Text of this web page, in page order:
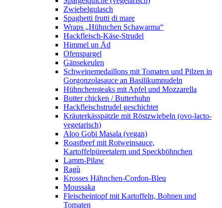
Zwiebelgulasch
Spaghetti frutti di mare
Wraps „Hühnchen Schawarma“
Hackfleisch-Käse-Strudel
Himmel un Äd
Ofenspargel
Gänsekeulen
Schweinemedaillons mit Tomaten und Pilzen in
Gorgonzolasauce an Basilikumnudeln
Hühnchensteaks mit Apfel und Mozzarella
Butter chicken / Butterhuhn
Hackfleischstrudel geschichtet
Kräuterkässpätzle mit Röstzwiebeln (ovo-lacto-
vegetarisch)
Aloo Gobi Masala (vegan)
Roastbeef mit Rotweinsauce,
Kartoffelpüreetalern und Speckböhnchen
Lamm-Pilaw
Ragù
Krosses Hähnchen-Cordon-Bleu
Moussaka
Fleischeintopf mit Kartoffeln, Bohnen und
Tomaten